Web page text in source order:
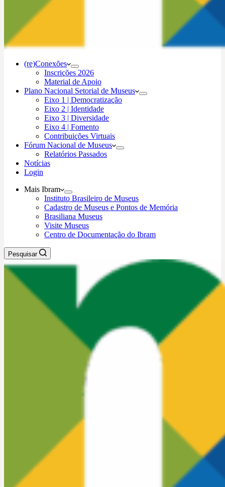
(re)Conexões
Inscrições 2026
Material de Apoio
Plano Nacional Setorial de Museus
Eixo 1 | Democratização
Eixo 2 | Identidade
Eixo 3 | Diversidade
Eixo 4 | Fomento
Contribuições Virtuais
Fórum Nacional de Museus
Relatórios Passados
Notícias
Login
Mais Ibram
Instituto Brasileiro de Museus
Cadastro de Museus e Pontos de Memória
Brasiliana Museus
Visite Museus
Centro de Documentação do Ibram
Pesquisar